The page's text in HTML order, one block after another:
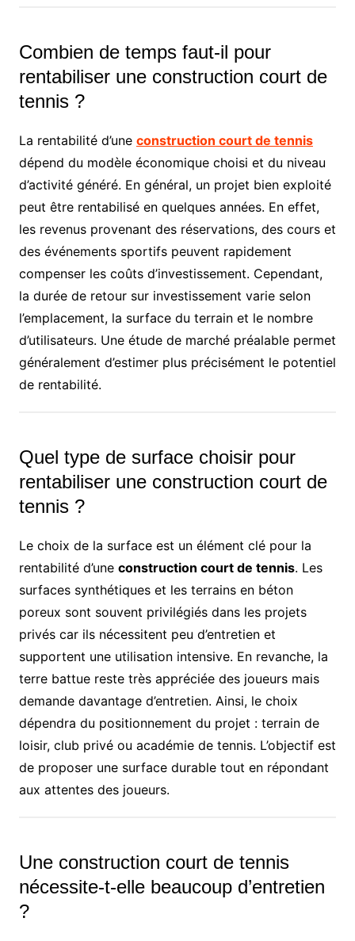
Combien de temps faut-il pour
rentabiliser une construction court de
tennis ?
La rentabilité d’une construction court de tennis
dépend du modèle économique choisi et du niveau
d’activité généré. En général, un projet bien exploité
peut être rentabilisé en quelques années. En effet,
les revenus provenant des réservations, des cours et
des événements sportifs peuvent rapidement
compenser les coûts d’investissement. Cependant,
la durée de retour sur investissement varie selon
l’emplacement, la surface du terrain et le nombre
d’utilisateurs. Une étude de marché préalable permet
généralement d’estimer plus précisément le potentiel
de rentabilité.
Quel type de surface choisir pour
rentabiliser une construction court de
tennis ?
Le choix de la surface est un élément clé pour la
rentabilité d’une construction court de tennis. Les
surfaces synthétiques et les terrains en béton
poreux sont souvent privilégiés dans les projets
privés car ils nécessitent peu d’entretien et
supportent une utilisation intensive. En revanche, la
terre battue reste très appréciée des joueurs mais
demande davantage d’entretien. Ainsi, le choix
dépendra du positionnement du projet : terrain de
loisir, club privé ou académie de tennis. L’objectif est
de proposer une surface durable tout en répondant
aux attentes des joueurs.
Une construction court de tennis
nécessite-t-elle beaucoup d’entretien
?